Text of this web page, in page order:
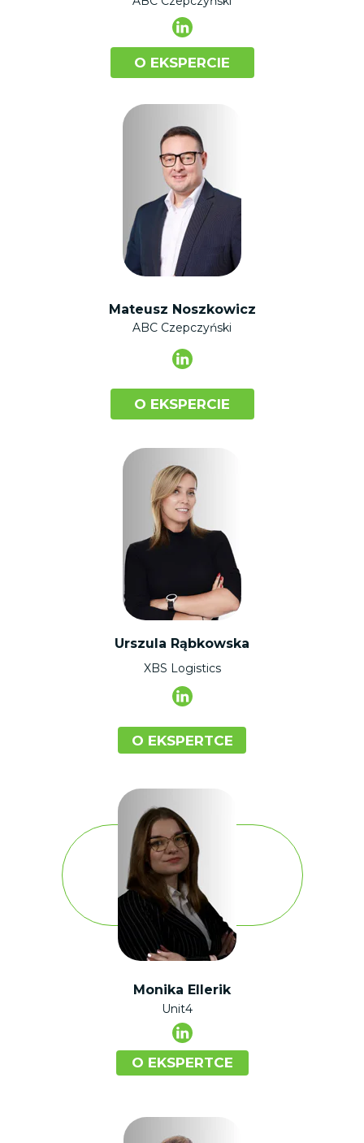
O EKSPERCIE
O EKSPERCIE
ABC Czepczyński
Mateusz Noszkowicz
O EKSPERTCE
XBS Logistics
Urszula Rąbkowska
O EKSPERTCE
Unit4
Monika Ellerik